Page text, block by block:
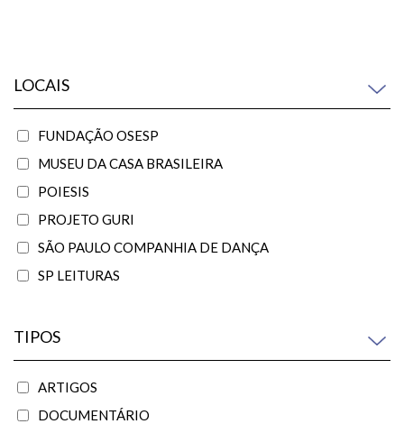
LOCAIS
FUNDAÇÃO OSESP
MUSEU DA CASA BRASILEIRA
POIESIS
PROJETO GURI
SÃO PAULO COMPANHIA DE DANÇA
SP LEITURAS
TIPOS
ARTIGOS
DOCUMENTÁRIO